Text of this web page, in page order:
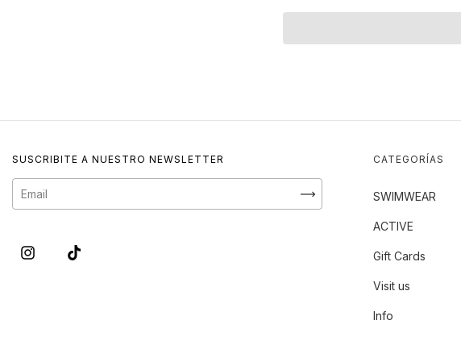
SUSCRIBITE A NUESTRO NEWSLETTER CATEGORÍAS
SWIMWEAR
ACTIVE
Gift Cards
Visit us
Info